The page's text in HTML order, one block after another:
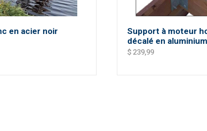
en acier noir
Support à moteur
décalé en
$ 239,99